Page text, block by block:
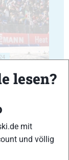
24
lesen?
mit
und völlig